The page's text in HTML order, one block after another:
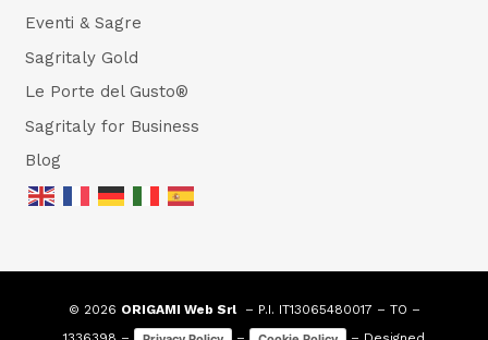
Eventi & Sagre
Sagritaly Gold
Le Porte del Gusto®
Sagritaly for Business
Blog
© 2026 ORIGAMI Web Srl– P.I. IT13065480017 – TO –